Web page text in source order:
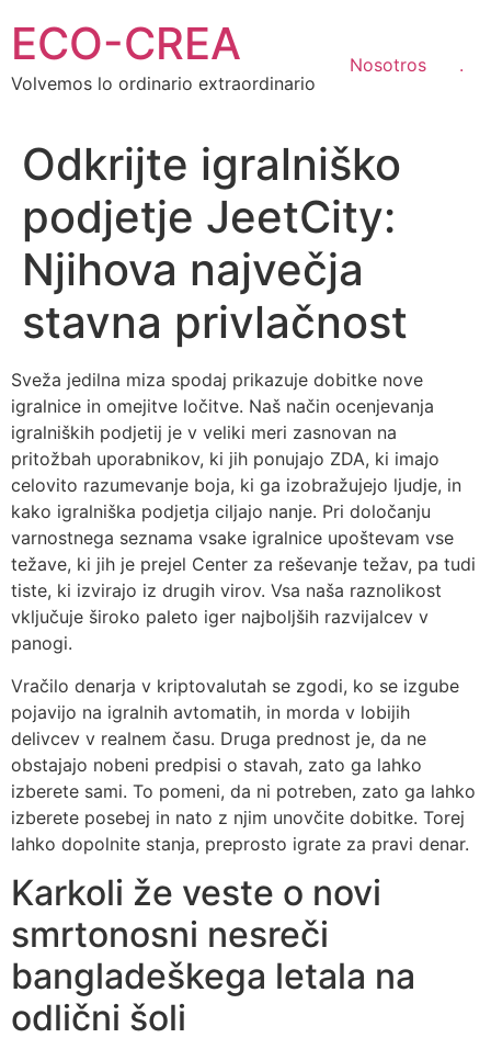
contenido
ECO-CREA
Volvemos lo ordinario extraordinario
Nosotros .
Odkrijte igralniško
podjetje JeetCity:
Njihova največja
stavna privlačnost
Sveža jedilna miza spodaj prikazuje dobitke nove
igralnice in omejitve ločitve. Naš način ocenjevanja
igralniških podjetij je v veliki meri zasnovan na
pritožbah uporabnikov, ki jih ponujajo ZDA, ki imajo
celovito razumevanje boja, ki ga izobražujejo ljudje, in
kako igralniška podjetja ciljajo nanje. Pri določanju
varnostnega seznama vsake igralnice upoštevam vse
težave, ki jih je prejel Center za reševanje težav, pa tudi
tiste, ki izvirajo iz drugih virov. Vsa naša raznolikost
vključuje široko paleto iger najboljših razvijalcev v
panogi.
Vračilo denarja v kriptovalutah se zgodi, ko se izgube
pojavijo na igralnih avtomatih, in morda v lobijih
delivcev v realnem času. Druga prednost je, da ne
obstajajo nobeni predpisi o stavah, zato ga lahko
izberete sami. To pomeni, da ni potreben, zato ga lahko
izberete posebej in nato z njim unovčite dobitke. Torej
lahko dopolnite stanja, preprosto igrate za pravi denar.
Karkoli že veste o novi
smrtonosni nesreči
bangladeškega letala na
odlični šoli